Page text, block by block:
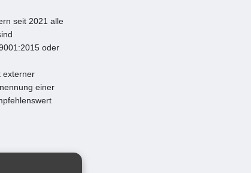
seit 2021 alle
oder
externer
einer